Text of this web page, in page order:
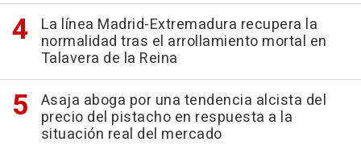
La línea Madrid-Extremadura recupera la
normalidad tras el arrollamiento mortal en
Talavera de la Reina
Asaja aboga por una tendencia alcista del
precio del pistacho en respuesta a la
situación real del mercado